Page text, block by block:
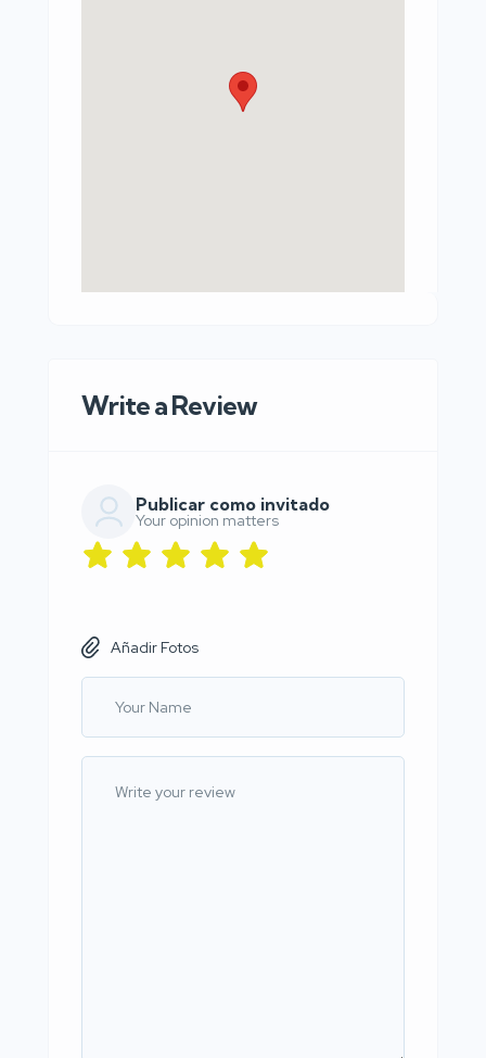
Write a Review
Publicar como invitado
Your opinion matters
Añadir Fotos